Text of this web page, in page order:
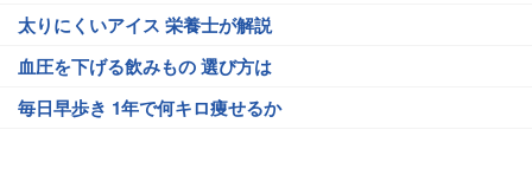
太りにくいアイス 栄養士が解説
血圧を下げる飲みもの 選び方は
毎日早歩き 1年で何キロ痩せるか